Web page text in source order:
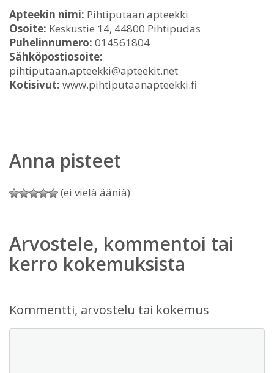
Apteekin nimi: Pihtiputaan apteekki
Osoite: Keskustie 14, 44800 Pihtipudas
Puhelinnumero: 014561804
Sähköpostiosoite:
pihtiputaan.apteekki@apteekit.net
Kotisivut: www.pihtiputaanapteekki.fi
Anna pisteet
(ei vielä ääniä)
Arvostele, kommentoi tai
kerro kokemuksista
Kommentti, arvostelu tai kokemus